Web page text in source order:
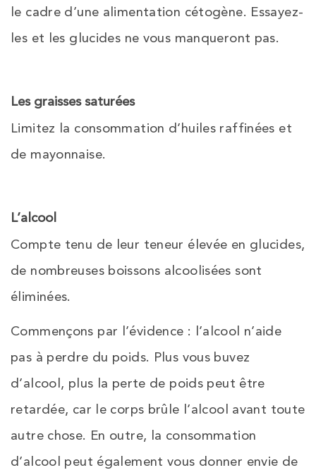
le cadre d’une alimentation cétogène. Essayez-
les et les glucides ne vous manqueront pas.
Les graisses saturées
Limitez la consommation d’huiles raffinées et
de mayonnaise.
L’alcool
Compte tenu de leur teneur élevée en glucides,
de nombreuses boissons alcoolisées sont
éliminées.
Commençons par l’évidence : l’alcool n’aide
pas à perdre du poids. Plus vous buvez
d’alcool, plus la perte de poids peut être
retardée, car le corps brûle l’alcool avant toute
autre chose. En outre, la consommation
d’alcool peut également vous donner envie de